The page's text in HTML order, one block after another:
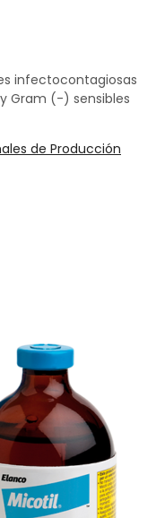
infectocontagiosas
Gram (-) sensibles
de Producción